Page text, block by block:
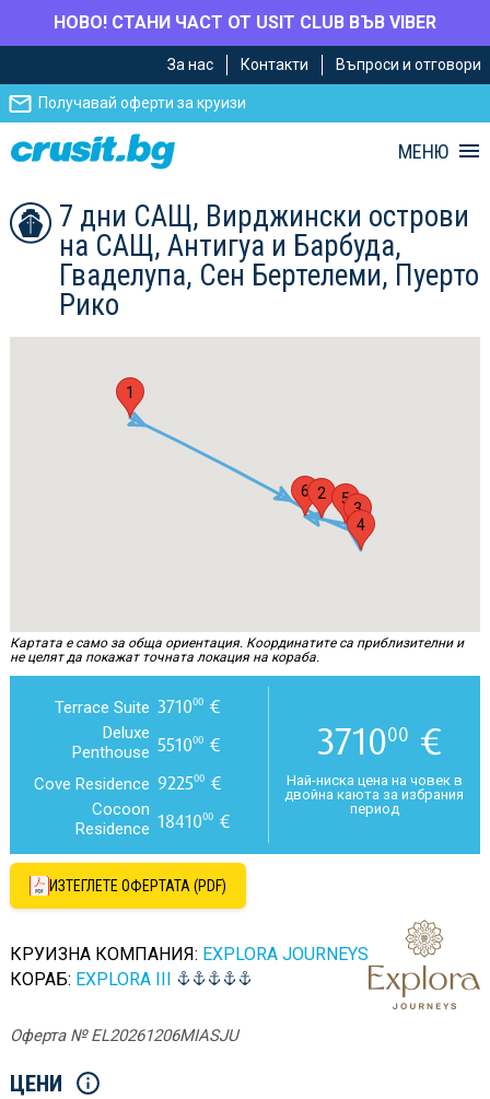
НОВО! СТАНИ ЧАСТ ОТ USIT CLUB ВЪВ VIBER
главното
съдържание
Навигацията
За нас Контакти Въпроси и отговори
Получавай оферти за круизи
МЕНЮ
7 дни САЩ, Вирджински острови
на САЩ, Антигуа и Барбуда,
Гваделупа, Сен Бертелеми, Пуерто
Рико
1
2
3
4
5
6
Картата е само за обща ориентация. Координатите са приблизителни и
не целят да покажат точната локация на кораба.
Terrace Suite 371000€
Deluxe
Penthouse 551000€
Cove Residence 922500€
Cocoon
Residence 1841000€
371000 €
Най-ниска цена на човек в
двойна каюта за избрания
период
ИЗТЕГЛЕТЕ ОФЕРТАТА (PDF)
КРУИЗНА КОМПАНИЯ: EXPLORA JOURNEYS
КОРАБ: EXPLORA III
Оферта № EL20261206MIASJU
ЦЕНИ